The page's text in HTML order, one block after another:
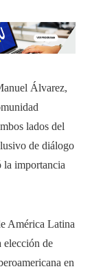
Álvarez,
lados del
de diálogo
la importancia
América Latina
elección de
en